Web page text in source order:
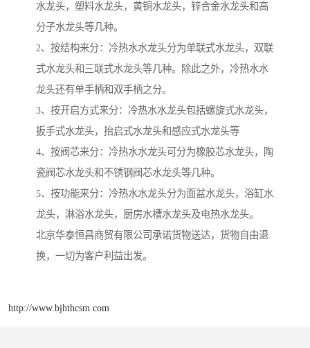
水龙头，塑料水龙头，黄铜水龙头，锌合金水龙头和高
分子水龙头等几种。
2、按结构来分：冷热水水龙头分为单联式水龙头，双联
式水龙头和三联式水龙头等几种。除此之外，冷热水水
龙头还有单手柄和双手柄之分。
3、按开启方式来分：冷热水水龙头包括螺旋式水龙头，
扳手式水龙头，抬启式水龙头和感应式水龙头等
4、按阀芯来分：冷热水水龙头可分为橡胶芯水龙头，陶
瓷阀芯水龙头和不锈钢阀芯水龙头等几种。
5、按功能来分：冷热水水龙头分为面盆水龙头，浴缸水
龙头，淋浴水龙头，厨房水槽水龙头及电热水龙头。
北京华泰恒昌商贸有限公司承诺货物送达，货物自由退
换，一切为客户利益出发。
http://www.bjhthcsm.com